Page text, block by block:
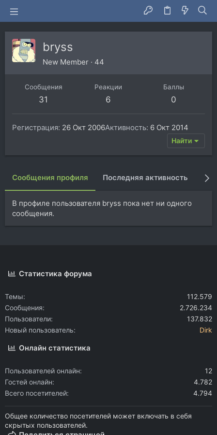
bryss
New Member · 44
Сообщения
31
Реакции
6
Баллы
0
Регистрация 26 Окт 2006Активность 6 Окт 2014
Найти
Сообщения профиля Последняя активность
В профиле пользователя bryss пока нет ни одного
сообщения.
Статистика форума
Темы
112.579
Сообщения
2.726.234
Пользователи
137.832
Новый пользователь
Dirk
Онлайн статистика
Пользователей онлайн
12
Гостей онлайн
4.782
Всего посетителей
4.794
Общее количество посетителей может включать в себя
скрытых пользователей.